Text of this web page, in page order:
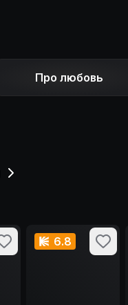
Про любовь
6.8